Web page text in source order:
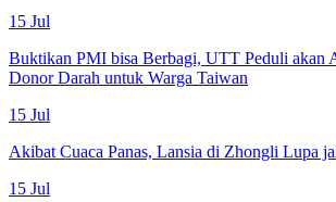
15 Jul
Buktikan PMI bisa Berbagi, UTT Peduli akan
Donor Darah untuk Warga Taiwan
15 Jul
Akibat Cuaca Panas, Lansia di Zhongli Lupa
15 Jul